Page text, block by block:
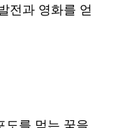
전과 영화를 얻
도를 먹는 꿈을